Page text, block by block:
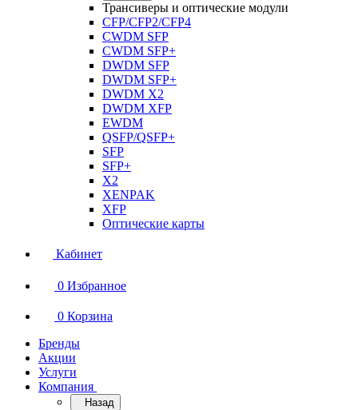
Трансиверы и оптические модули
CFP/CFP2/CFP4
CWDM SFP
CWDM SFP+
DWDM SFP
DWDM SFP+
DWDM X2
DWDM XFP
EWDM
QSFP/QSFP+
SFP
SFP+
X2
XENPAK
XFP
Оптические карты
Кабинет
0 Избранное
0 Корзина
Бренды
Акции
Услуги
Компания
Назад